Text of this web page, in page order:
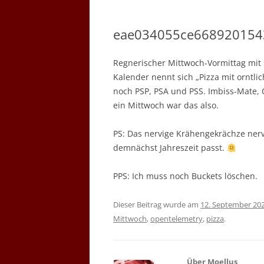
Regnerischer Mittwoch-Vormittag
Kalender nennt sich „Pizza mit
noch PSP, PSA und PSS. Imbiss-
ein Mittwoch war das also.
PS: Das nervige Krähengekrächze
demnächst Jahreszeit passt.
PPS: Ich muss noch Buckets löschen.
Dieser Beitrag wurde am 12. September
Mittwoch,opentelemetry, pizza.
Über Moellus